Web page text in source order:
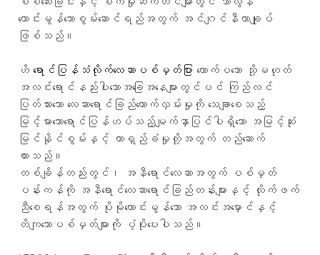
ကောင်းမွန်သောစွမ်းဆောင်ရည်အတွက် အင်ဂျင်နီယာချုပ်
ဖြစ်သည်။
ဟိ ရောင်ပြန်သံလိုက်လေဆာပစ်မှတ်ပြား တောက်ပသော သို့မဟုတ်
အလင်းရောင်နည်းပါးသောအခြေအနေများတွင်ပင် ကြည်လင်
ပြတ်သားသော လေဆာရောင်ခြည်ထောက်လှမ်းမှုကို သေချာစေသည့်
မြင့်မားသောရောင်ပြန်ဟပ်သည့်မျက်နှာပြင်ပါရှိသော အမြင့်ဆုံး
မြင်နိုင်စွမ်းနှင့် တာရှည်ခံမှုတို့အတွက် တည်ဆောက်
ထားသည်။
တစ်ချိန်တည်းတွင်၊ အနီရောင်လေဆာအတွက် ပစ်မှတ်
ပန်းကန်ကို အနီရောင်လေဆာရောင်ခြည်တန်းများနှင့် လိုက်ဖက်
ညီစေရန်အတွက် ပိုမိုကောင်းမွန်သော အလင်းအမှောင်နှင့်
တိကျသောပစ်မှတ်များကို ပံ့ပိုးပေးပါသည်။